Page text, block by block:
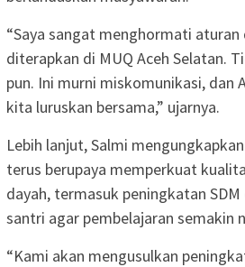
“Saya sangat menghormati
diterapkan di MUQ Aceh Selatan.
pun. Ini murni miskomunikasi, dan
kita luruskan bersama,” ujarnya.
Lebih lanjut, Salmi
terus berupaya memperkuat
dayah, termasuk peningkatan
santri agar pembelajaran semakin
“Kami akan mengusulkan